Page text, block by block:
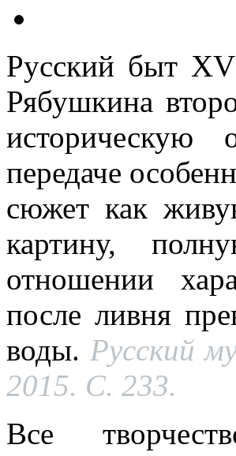
Русский быт
Рябушкина
историческую
передаче
сюжет как
картину,
отношении
после ливня
воды. Русский
2015. С. 233.
Все